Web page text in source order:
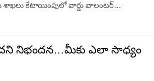
శాఖలు కేటాయింపులో వార్డు వాలంటర్…
నిభందన…మీకు ఎలా సాధ్యం